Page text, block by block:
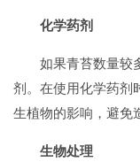
化学药剂
如果青苔数量较
剂。在使用化学药剂
生植物的影响，避免
生物处理